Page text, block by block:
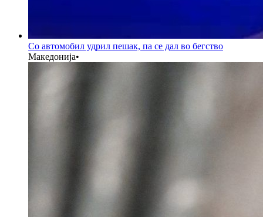
Со автомобил удрил пешак, па се дал во бегство
Македонија•